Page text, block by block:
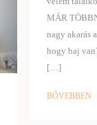
MÁR
nagy akarás
hogy baj
[…]
BŐVEBBEN